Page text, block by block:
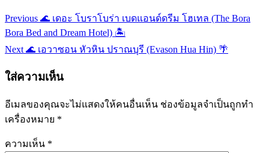
Previous 🌊 เดอะ โบราโบร่า เบดแอนด์ดรีม โฮเทล (The Bora
Bora Bed and Dream Hotel) 🏝️
Next 🌊 เอวาซอน หัวหิน ปราณบุรี (Evason Hua Hin) 🌴
ใส่ความเห็น
อีเมลของคุณจะไม่แสดงให้คนอื่นเห็น ช่องข้อมูลจำเป็นถูกทำ
เครื่องหมาย *
ความเห็น *